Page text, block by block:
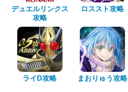
デュエルリンクス
攻略
ロススト攻略
ライD攻略 まおりゅう攻略